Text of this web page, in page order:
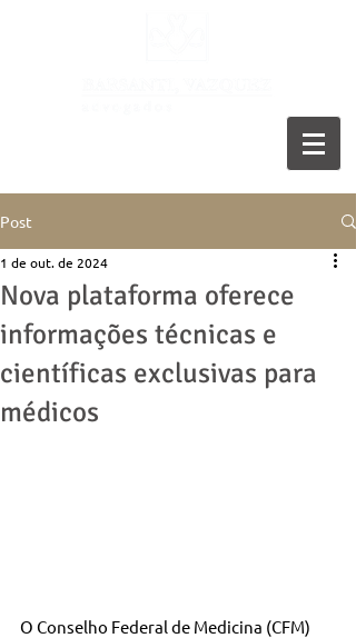
Post
Nova plataforma oferece
informações técnicas e
científicas exclusivas para
médicos
1 de out. de 2024
O Conselho Federal de Medicina (CFM)